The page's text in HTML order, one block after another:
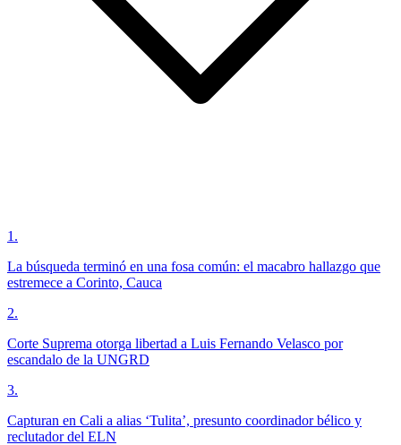
1 .
La búsqueda terminó en una fosa común: el macabro hallazgo que
estremece a Corinto, Cauca
2.
Corte Suprema otorga libertad a Luis Fernando Velasco por
escandalo de la UNGRD
3.
Capturan en Cali a alias ‘Tulita’, presunto coordinador bélico y
reclutador del ELN